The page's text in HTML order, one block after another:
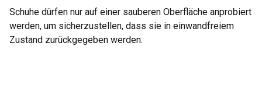
Schuhe dürfen nur auf einer sauberen Oberfläche anprobiert
werden, um sicherzustellen, dass sie in einwandfreiem
Zustand zurückgegeben werden.